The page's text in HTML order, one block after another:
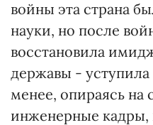
войны эта страна
науки, но после
восстановила
державы -
менее, опираясь на
инженерные